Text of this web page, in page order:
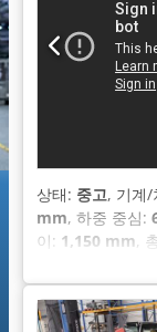
상태: 중고, 기계/
mm, 하중 중심:
이: 1,150 mm,